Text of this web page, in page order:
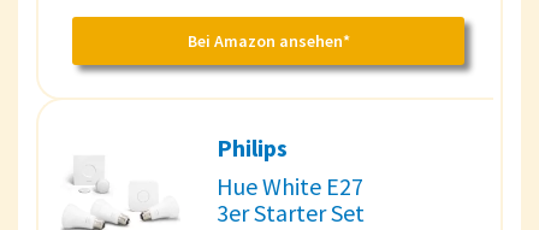
Bei Amazon ansehen*
Philips
Hue White E27
3er Starter Set